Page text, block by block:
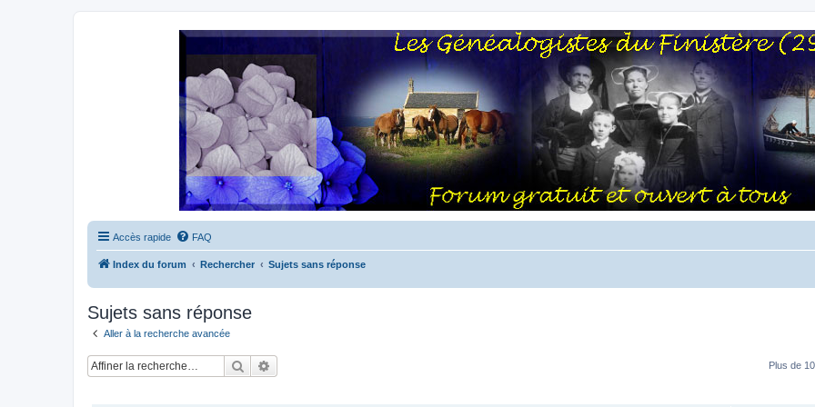
Accès rapide FAQ
Index du forum Rechercher Sujets sans réponse
Sujets sans réponse
Aller à la recherche avancée
Rechercher Plus de